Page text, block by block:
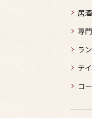
居
専
ラ
テ
コ